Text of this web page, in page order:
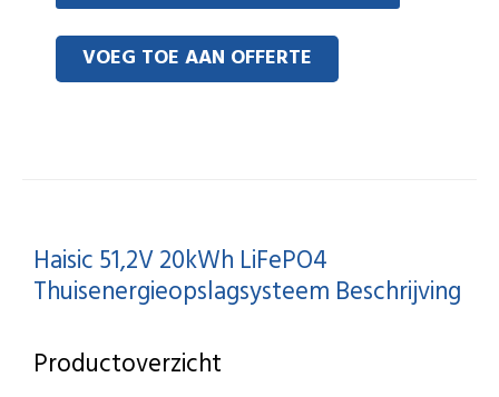
LiFePO4
Home
Energy
VOEG TOE AAN OFFERTE
Haisic 51,2V 20kWh LiFePO4
Thuisenergieopslagsysteem Beschrijving
Productoverzicht